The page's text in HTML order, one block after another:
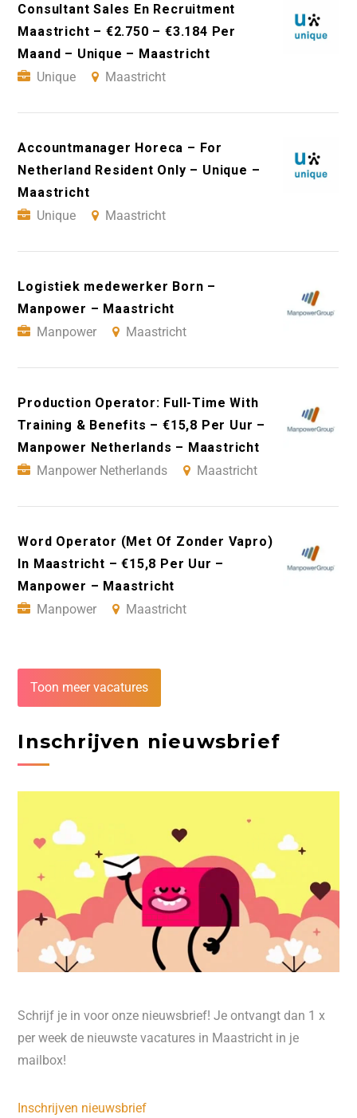
Consultant Sales En Recruitment
Maastricht – €2.750 – €3.184 Per
Maand – Unique – Maastricht
Unique
Maastricht
Accountmanager Horeca – For
Netherland Resident Only – Unique –
Maastricht
Unique
Maastricht
Logistiek medewerker Born –
Manpower – Maastricht
Manpower
Maastricht
Production Operator: Full-Time With
Training & Benefits – €15,8 Per Uur –
Manpower Netherlands – Maastricht
Manpower Netherlands
Maastricht
Word Operator (Met Of Zonder Vapro)
In Maastricht – €15,8 Per Uur –
Manpower – Maastricht
Manpower
Maastricht
Toon meer vacatures
Inschrijven nieuwsbrief
Schrijf je in voor onze nieuwsbrief! Je ontvangt dan 1 x
per week de nieuwste vacatures in Maastricht in je
mailbox!
Inschrijven nieuwsbrief